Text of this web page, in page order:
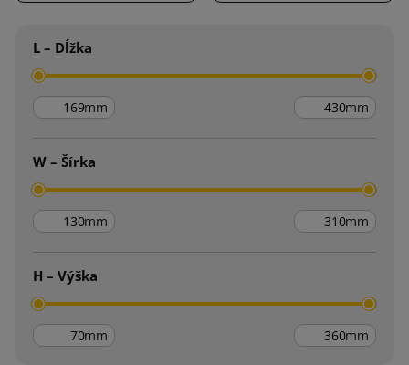
L – Dĺžka
mm mm
W – Šírka
mm mm
H – Výška
mm mm